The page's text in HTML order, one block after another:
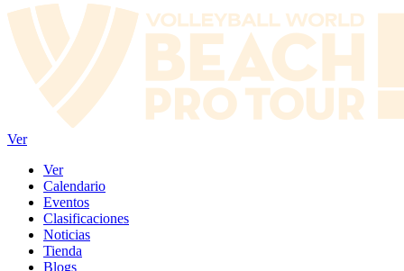
Ver
Ver
Calendario
Eventos
Clasificaciones
Noticias
Tienda
Blogs